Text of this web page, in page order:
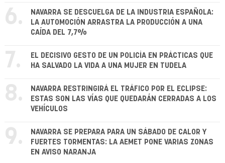
6.
NAVARRA SE DESCUELGA DE LA INDUSTRIA ESPAÑOLA:
LA AUTOMOCIÓN ARRASTRA LA PRODUCCIÓN A UNA
CAÍDA DEL 7,7%
7.
EL DECISIVO GESTO DE UN POLICÍA EN PRÁCTICAS QUE
HA SALVADO LA VIDA A UNA MUJER EN TUDELA
8.
NAVARRA RESTRINGIRÁ EL TRÁFICO POR EL ECLIPSE:
ESTAS SON LAS VÍAS QUE QUEDARÁN CERRADAS A LOS
VEHÍCULOS
9.
NAVARRA SE PREPARA PARA UN SÁBADO DE CALOR Y
FUERTES TORMENTAS: LA AEMET PONE VARIAS ZONAS
EN AVISO NARANJA